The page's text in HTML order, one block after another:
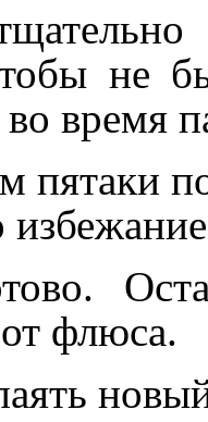
не
время
флюса.